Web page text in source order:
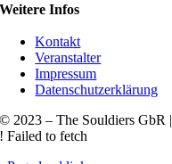
Weitere Infos
Kontakt
Veranstalter
Impressum
Datenschutzerklärung
© 2023 – The Souldiers GbR |
! Failed to fetch